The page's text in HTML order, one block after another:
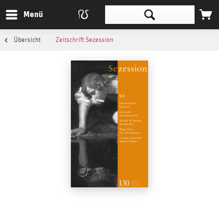
Menü
Übersicht Zeitschrift Sezession